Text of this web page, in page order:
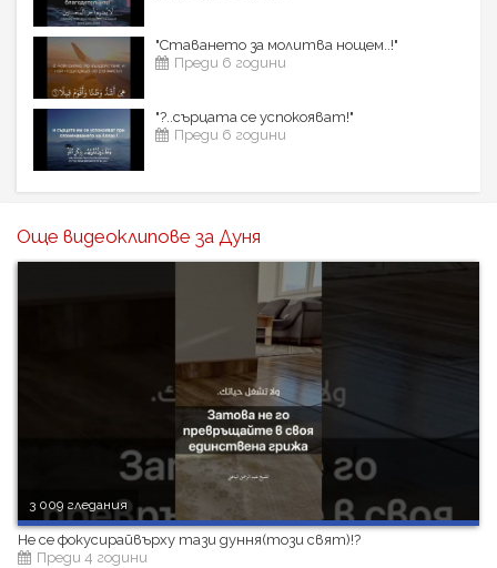
"Ставането за молитва нощем..!"
Преди 6 години
"?..сърцата се успокояват!"
Преди 6 години
Още видеоклипове за Дуня
3 009 гледания
Не се фокусирайвърху тази дуння(този свят)!?
Преди 4 години